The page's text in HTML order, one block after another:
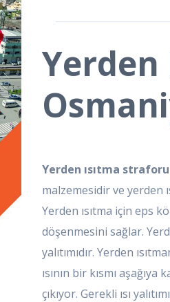
Yerden
Yerden ısıtma
malzemesidir ve yerden
Yerden ısıtma için eps
döşenmesini sağlar.
yalıtımıdır. Yerden
ısının bir kısmı
çıkıyor. Gerekli ısı